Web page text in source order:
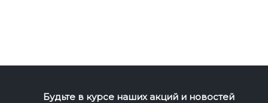
Будьте в курсе наших акций и новостей